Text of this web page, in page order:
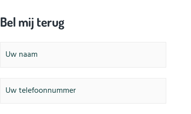
Bel mij terug